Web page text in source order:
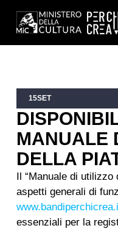
15SET
MANUALE
DELLA
Il “Manuale di
aspetti generali di
essenziali per la